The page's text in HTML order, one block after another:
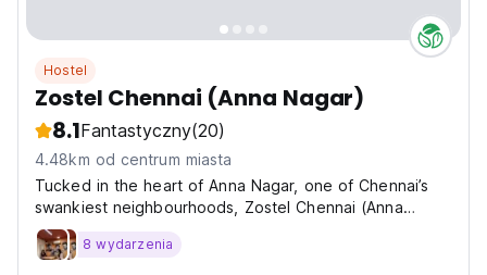
Hostel
Zostel Chennai (Anna Nagar)
8.1Fantastyczny(20)
4.48km od centrum miasta
Tucked in the heart of Anna Nagar, one of Chennai’s
swankiest neighbourhoods, Zostel Chennai (Anna
Nagar) is your all-fun crash pad. From quirky
Kollywood-inspired wall art to a buzzing common room
8 wydarzenia